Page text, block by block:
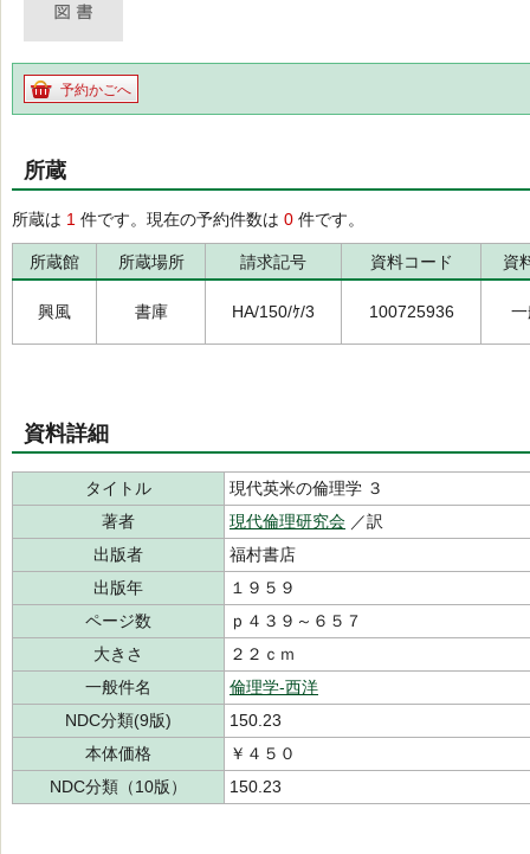
予約かごへ
所蔵
所蔵は 1 件です。現在の予約件数は 0 件です。
所蔵館 所蔵場所 請求記号 資料コード 資
興風 書庫 HA/150/ｹ/3 100725936
資料詳細
タイトル
現代英米の倫理学 ３
著者
現代倫理研究会 ／訳
出版者
福村書店
出版年
１９５９
ページ数
ｐ４３９～６５７
大きさ
２２ｃｍ
一般件名
倫理学-西洋
NDC分類(9版)
150.23
本体価格
￥４５０
NDC分類（10版）
150.23